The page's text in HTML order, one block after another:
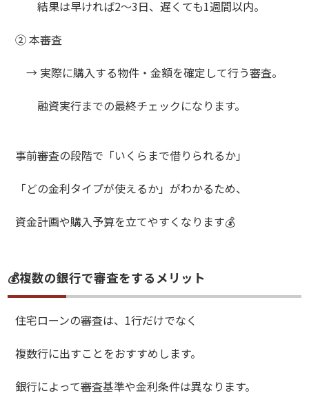
結果は早ければ2〜3日、遅くても1週間以内。
② 本審査
→ 実際に購入する物件・金額を確定して行う審査。
融資実行までの最終チェックになります。
事前審査の段階で「いくらまで借りられるか」
「どの金利タイプが使えるか」がわかるため、
資金計画や購入予算を立てやすくなります💰
💰複数の銀行で審査をするメリット
住宅ローンの審査は、1行だけでなく
複数行に出すことをおすすめします。
銀行によって審査基準や金利条件は異なります。